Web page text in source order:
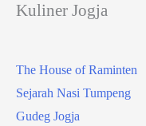
Kuliner Jogja
The House of Raminten
Sejarah Nasi Tumpeng
Gudeg Jogja